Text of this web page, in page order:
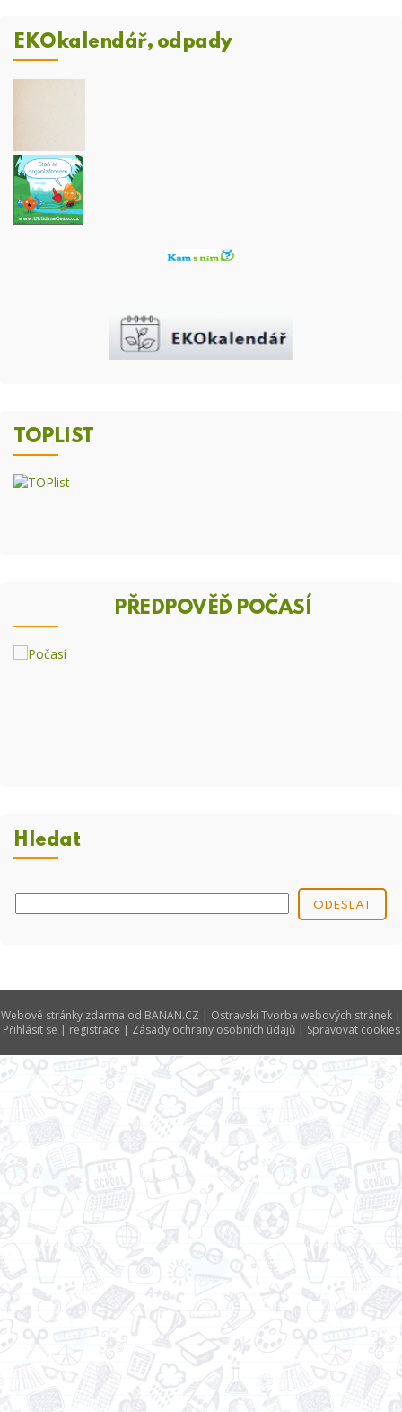
EKOkalendář, odpady
TOPLIST
PŘEDPOVĚĎ POČASÍ
Hledat
Webové stránky zdarma od BANAN.CZ | Ostravski Tvorba webových stránek |
Přihlásit se | registrace | Zásady ochrany osobních údajů| Spravovat cookies